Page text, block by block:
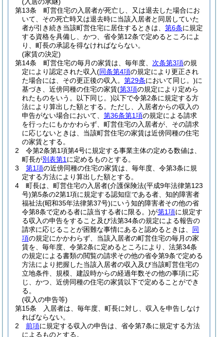
第13条
町営住宅の入居者が死亡し、又は退去した場合にお
いて、その死亡時又は退去時に当該入居者と同居していた
者が引き続き当該町営住宅に居住するときは、 第6条に規定
する資格を具備し、かつ、省令第12条で定めるところによ
り、町長の承認を得なければならない。
(家賃の決定)
第14条
町営住宅の毎月の家賃は、毎年度、 次条第3項の規
定により認定された収入(同条第4項の規定により更正され
た場合には、その更正後の収入。 第29条において同じ。)に
基づき、近傍同種の住宅の家賃(第3項の規定により定めら
れたものをいう。以下同じ。)以下で令第2条に規定する方
法により算出した額とする。 ただし、入居者からの収入の
申告がない場合において、 第36条第1項の規定による請求
を行ったにもかかわらず、町営住宅の入居者が、その請求
に応じないときは、当該町営住宅の家賃は近傍同種の住宅
の家賃とする。
2
令第2条第1項第4号に規定する事業主体の定める数値は、
町長が別表第1 に定めるものとする。
3
第1項の近傍同種の住宅の家賃は、毎年度、令第3条に規
定する方法により算出した額とする。
4
町長は、町営住宅の入居者(介護保険法(平成9年法律第123
号)第5条の2第1項に規定する認知症である者、知的障害者
福祉法(昭和35年法律第37号)にいう知的障害者その他の省
令第8条で定める者に該当する者に限る。)が第1項に規定す
る収入の申告をすること及び法第34条の規定による報告の
請求に応じることが困難な事情にあると認めるときは、 同
項の規定にかかわらず、当該入居者の町営住宅の毎月の家
賃を、毎年度、令第2条に定めるところにより、法第34条
の規定による書類の閲覧の請求その他の省令第9条で定める
方法により把握した当該入居者の収入及び当該町営住宅の
立地条件、規模、建設時からの経過年数その他の事項に応
じ、かつ、近傍同種の住宅の家賃以下で定めることができ
る。
(収入の申告等)
第15条
入居者は、毎年度、町長に対し、収入を申告しなけ
ればならない。
2
前項に規定する収入の申告は、省令第7条に規定する方法
によるものとする。